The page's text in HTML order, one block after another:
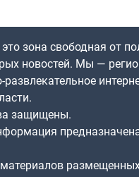
зона свободная от
новостей. Мы —
защищены.